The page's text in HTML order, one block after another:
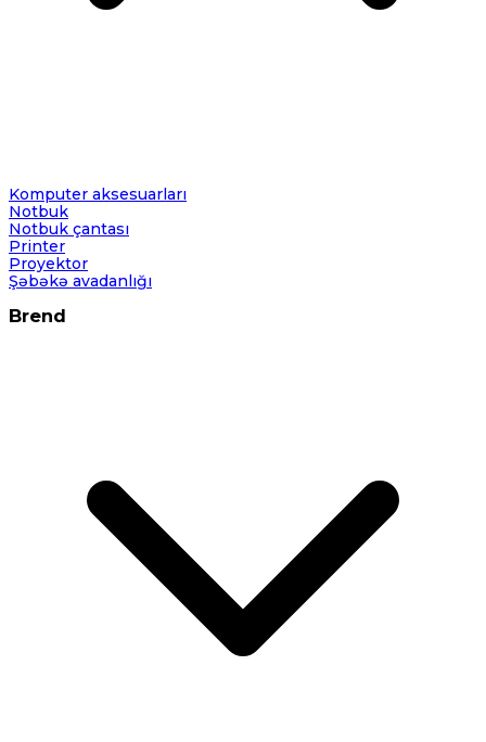
Komputer aksesuarları
Notbuk
Notbuk çantası
Printer
Proyektor
Şəbəkə avadanlığı
Brend